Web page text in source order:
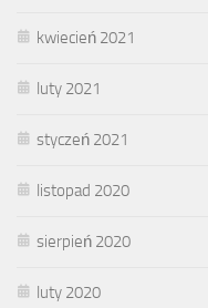
kwiecień 2021
luty 2021
styczeń 2021
listopad 2020
sierpień 2020
luty 2020